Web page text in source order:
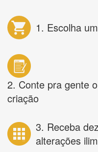
1. Escolha
2. Conte pra gente
criação
3. Receba
alterações